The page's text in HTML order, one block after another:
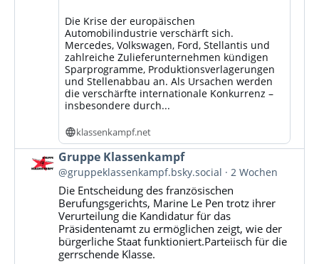
Die Krise der europäischen
Automobilindustrie verschärft sich.
Mercedes, Volkswagen, Ford, Stellantis und
zahlreiche Zulieferunternehmen kündigen
Sparprogramme, Produktionsverlagerungen
und Stellenabbau an. Als Ursachen werden
die verschärfte internationale Konkurrenz –
insbesondere durch...
klassenkampf.net
Beitrag
von
Gruppe
Klassenkampf
Bluesky
ansehen
Gruppe Klassenkampf
@gruppeklassenkampf.bsky.social 2 Wochen
Die Entscheidung des französischen
Berufungsgerichts, Marine Le Pen trotz ihrer
Verurteilung die Kandidatur für das
Präsidentenamt zu ermöglichen zeigt, wie der
bürgerliche Staat funktioniert.Parteiisch für die
gerrschende Klasse.